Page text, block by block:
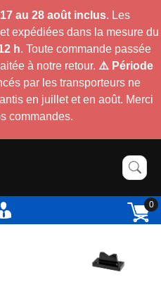
17 au 28 août inclus. Les
expédiées dans la mesure du
h. Toute commande passée
à notre retour. ⚠️ Période
par les transporteurs ne
en juillet et en août. Merci
commandes.
0